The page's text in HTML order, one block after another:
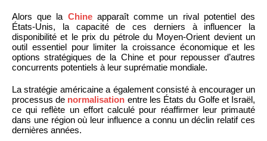
Alors que la Chineapparaît comme un rival potentiel des
États-Unis, la capacité de ces derniers à influencer la
disponibilité et le prix du pétrole du Moyen-Orient devient un
outil essentiel pour limiter la croissance économique et les
options stratégiques de la Chine et pour repousser d’autres
concurrents potentiels à leur suprématie mondiale.
La stratégie américaine a également consisté à encourager un
processus de normalisation entre les États du Golfe et Israël,
ce qui reflète un effort calculé pour réaffirmer leur primauté
dans une région où leur influence a connu un déclin relatif ces
dernières années.